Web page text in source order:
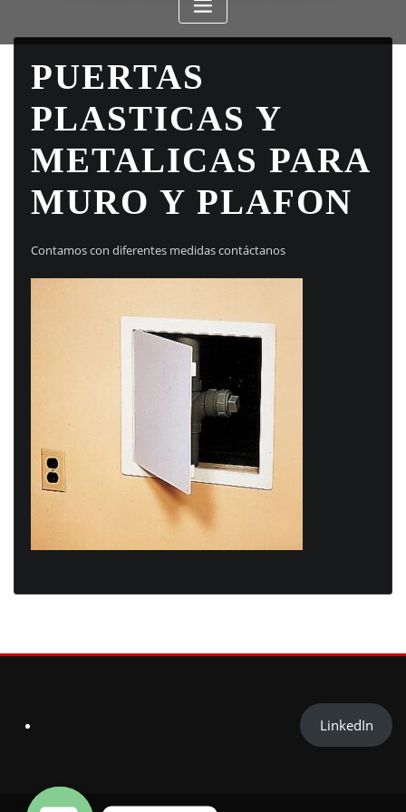
PUERTAS
PLASTICAS Y
METALICAS PARA
MURO Y PLAFON
Contamos con diferentes medidas contáctanos
LinkedIn